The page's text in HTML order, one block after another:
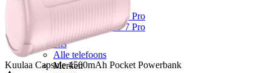
Realme GT 8 Pro
Realme GT 7 Pro
Telefoons
Alle telefoons
Merken
Kuulaa Capsule 4500mAh Pocket Powerbank